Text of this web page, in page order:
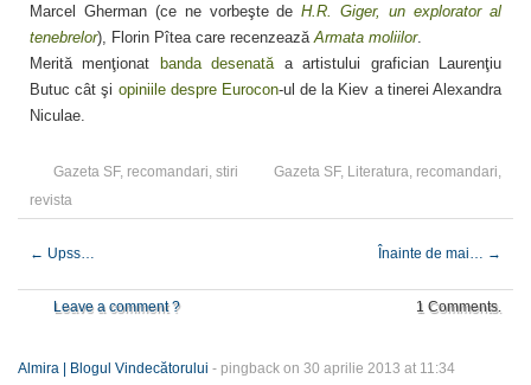
Marcel Gherman (ce ne vorbeşte deH.R. Giger, un explorator al
tenebrelor), Florin Pîtea care recenzează Armata moliilor.
Merită menţionat banda desenată a artistului grafician Laurenţiu
Butuc cât şi opiniile despre Eurocon-ul de la Kiev a tinerei Alexandra
Niculae.
Gazeta SF, recomandari stiri Gazeta SF, Literatura recomandari
revista
← Upss… Înainte de mai… →
Leave a comment ? 1 Comments.
Almira | Blogul Vindecătorului - pingback on 30 aprilie 2013 at 11:34